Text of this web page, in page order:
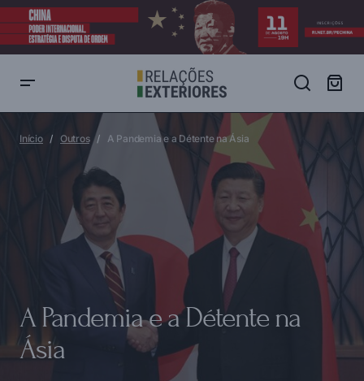
A Pandemia e a Détente na Ásia
Início Outros A Pandemia e a Détente na Ásia
A Pandemia e a Détente na
Ásia